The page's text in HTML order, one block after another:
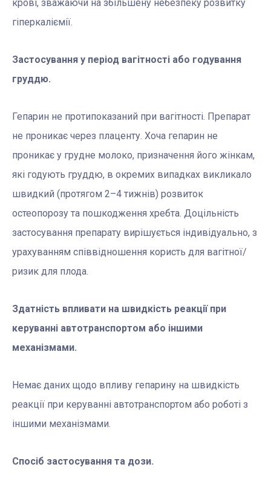
крові, зважаючи на збільшену небезпеку розвитку
гіперкаліємії.
Застосування у період вагітності або годування
груддю.
Гепарин не протипоказаний при вагітності. Препарат
не проникає через плаценту. Хоча гепарин не
проникає у грудне молоко, призначення його жінкам,
які годують груддю, в окремих випадках викликало
швидкий (протягом 2–4 тижнів) розвиток
остеопорозу та пошкодження хребта. Доцільність
застосування препарату вирішується індивідуально, з
урахуванням співвідношення користь для вагітної/
ризик для плода.
Здатність впливати на швидкість реакції при
керуванні автотранспортом або іншими
механізмами.
Немає даних щодо впливу гепарину на швидкість
реакції при керуванні автотранспортом або роботі з
іншими механізмами.
Спосіб застосування та дози.